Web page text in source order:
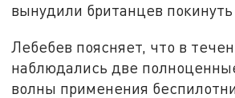
вынудили британцев
Лебебев поясняет, что в
наблюдались две
волны применения